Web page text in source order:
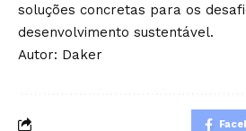
soluções concretas para os
desenvolvimento sustentável.
Autor: Daker